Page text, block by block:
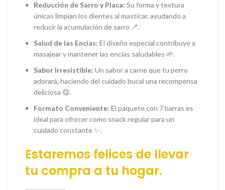
Reducción de Sarro y Placa: Su forma y textura
únicas limpian los dientes al masticar, ayudando a
reducir la acumulación de sarro 🪥.
Salud de las Encías: El diseño especial contribuye a
masajear y mantener las encías saludables 🌱.
Sabor Irresistible: Un sabor a carne que tu perro
adorará, haciendo del cuidado bucal una recompensa
deliciosa 😋.
Formato Conveniente: El paquete con 7 barras es
ideal para ofrecer como snack regular para un
cuidado constante ✨.
Estaremos felices de llevar
tu compra a tu hogar.